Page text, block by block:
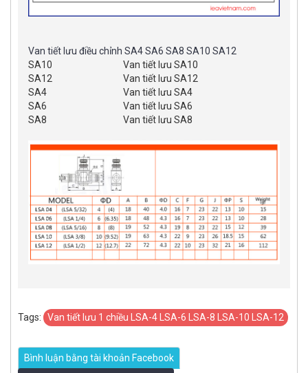
Van tiết lưu điều chỉnh SA4 SA6 SA8 SA10 SA12
SA10
Van tiết lưu SA10
SA12
Van tiết lưu SA12
SA4
Van tiết lưu SA4
SA6
Van tiết lưu SA6
SA8
Van tiết lưu SA8
Tags: Van tiết lưu 1 chiều LSA-4 LSA-6 LSA-8 LSA-10 LSA-12
Bình luận bằng tài khoản Facebook